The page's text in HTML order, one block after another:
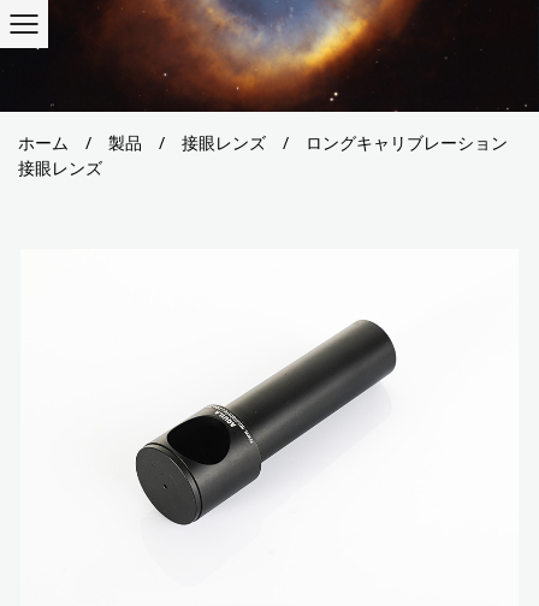
ホーム / 製品 / 接眼レンズ /
ロングキャリブレーション
接眼レンズ